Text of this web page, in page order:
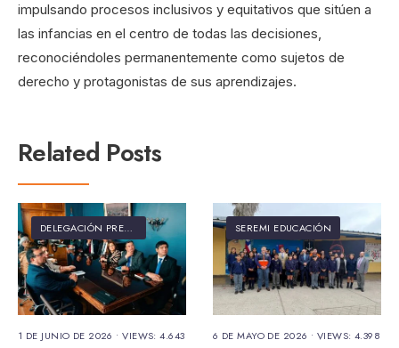
impulsando procesos inclusivos y equitativos que sitúen a
las infancias en el centro de todas las decisiones,
reconociéndoles permanentemente como sujetos de
derecho y protagonistas de sus aprendizajes.
Related Posts
DELEGACIÓN PRESIDENCIAL REGIONAL
1 DE JUNIO DE 2026 •VIEWS: 4.643
SEREMI EDUCACIÓN
6 DE MAYO DE 2026 • VIEWS: 4.398